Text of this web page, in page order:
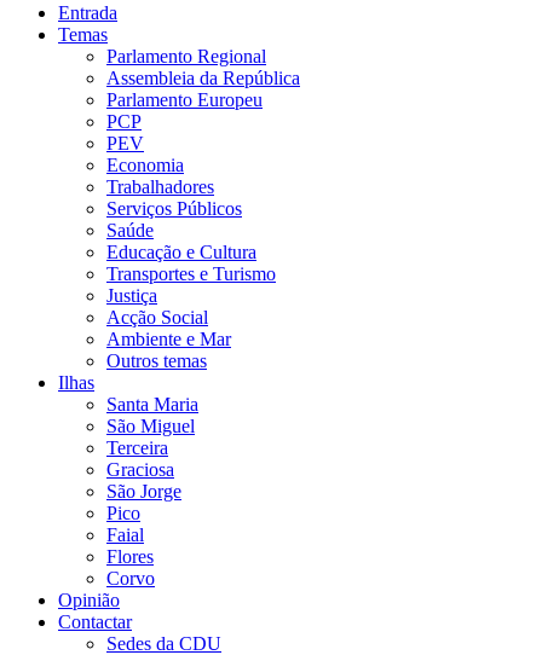
Entrada
Temas
Parlamento Regional
Assembleia da República
Parlamento Europeu
PCP
PEV
Economia
Trabalhadores
Serviços Públicos
Saúde
Educação e Cultura
Transportes e Turismo
Justiça
Acção Social
Ambiente e Mar
Outros temas
Ilhas
Santa Maria
São Miguel
Terceira
Graciosa
São Jorge
Pico
Faial
Flores
Corvo
Opinião
Contactar
Sedes da CDU